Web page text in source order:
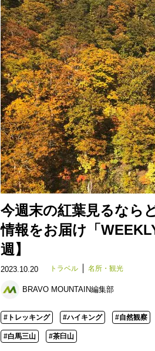
今週末の紅葉見るなら
情報をお届け「
週】
2023.10.20 トラベル 名所・観光
BRAVO MOUNTAIN編集部
#トレッキング #ハイキング #自然観察
#白馬三山 #茶臼山